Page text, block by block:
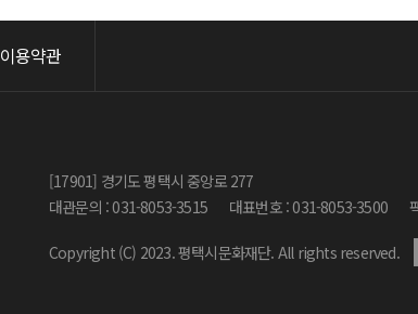
이용약관
[17901] 경기도 평택시 중앙로 277
대관문의 : 031-8053-3515
대표번호 : 031-8053-3500
Copyright (C) 2023. 평택시문화재단. All rights reserved.